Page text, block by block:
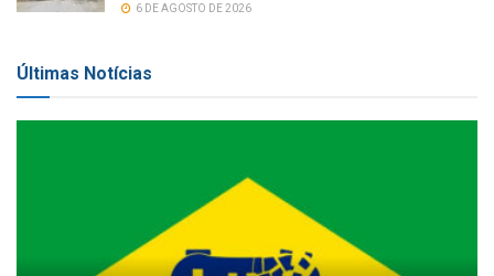
6 DE AGOSTO DE 2026
Últimas Notícias